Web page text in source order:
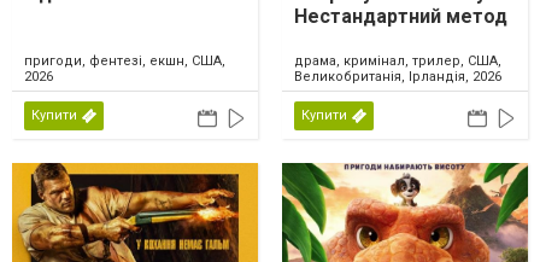
пригоди, фентезі, екшн, США,
2026
Купити
Нестандартний метод
драма, кримінал, трилер, США,
Великобританія, Ірландія, 2026
Купити